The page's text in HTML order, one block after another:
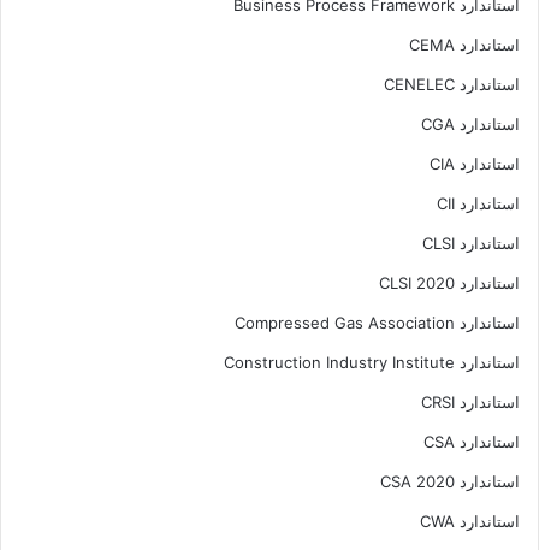
استاندارد Business Process Framework
استاندارد CEMA
استاندارد CENELEC
استاندارد CGA
استاندارد CIA
استاندارد CII
استاندارد CLSI
استاندارد CLSI 2020
استاندارد Compressed Gas Association
استاندارد Construction Industry Institute
استاندارد CRSI
استاندارد CSA
استاندارد CSA 2020
استاندارد CWA